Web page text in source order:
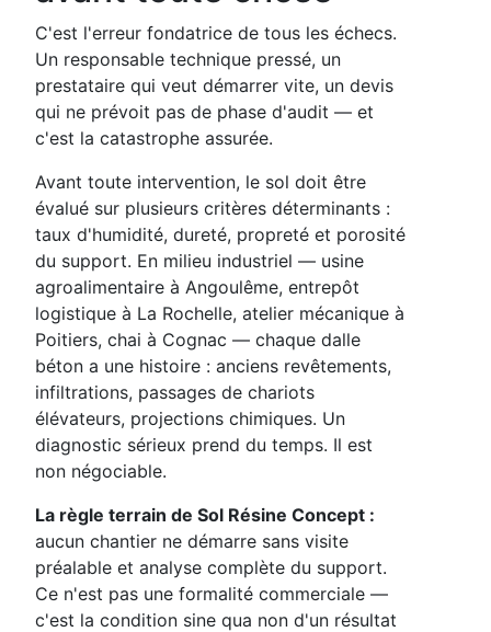
C'est l'erreur fondatrice de tous les échecs.
Un responsable technique pressé, un
prestataire qui veut démarrer vite, un devis
qui ne prévoit pas de phase d'audit — et
c'est la catastrophe assurée.
Avant toute intervention, le sol doit être
évalué sur plusieurs critères déterminants :
taux d'humidité, dureté, propreté et porosité
du support. En milieu industriel — usine
agroalimentaire à Angoulême, entrepôt
logistique à La Rochelle, atelier mécanique à
Poitiers, chai à Cognac — chaque dalle
béton a une histoire : anciens revêtements,
infiltrations, passages de chariots
élévateurs, projections chimiques. Un
diagnostic sérieux prend du temps. Il est
non négociable.
La règle terrain de Sol Résine Concept :
aucun chantier ne démarre sans visite
préalable et analyse complète du support.
Ce n'est pas une formalité commerciale —
c'est la condition sine qua non d'un résultat